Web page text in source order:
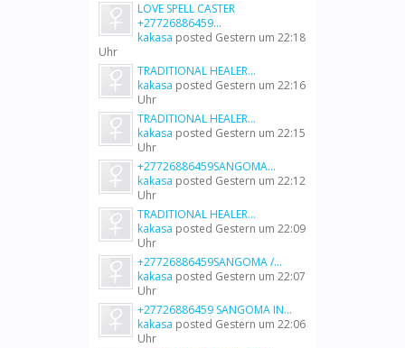
LOVE SPELL CASTER
+27726886459...
kakasa posted Gestern um 22:18
Uhr
TRADITIONAL HEALER...
kakasa posted Gestern um 22:16
Uhr
TRADITIONAL HEALER...
kakasa posted Gestern um 22:15
Uhr
+27726886459SANGOMA...
kakasa posted Gestern um 22:12
Uhr
TRADITIONAL HEALER...
kakasa posted Gestern um 22:09
Uhr
+27726886459SANGOMA /...
kakasa posted Gestern um 22:07
Uhr
+27726886459 SANGOMA IN...
kakasa posted Gestern um 22:06
Uhr